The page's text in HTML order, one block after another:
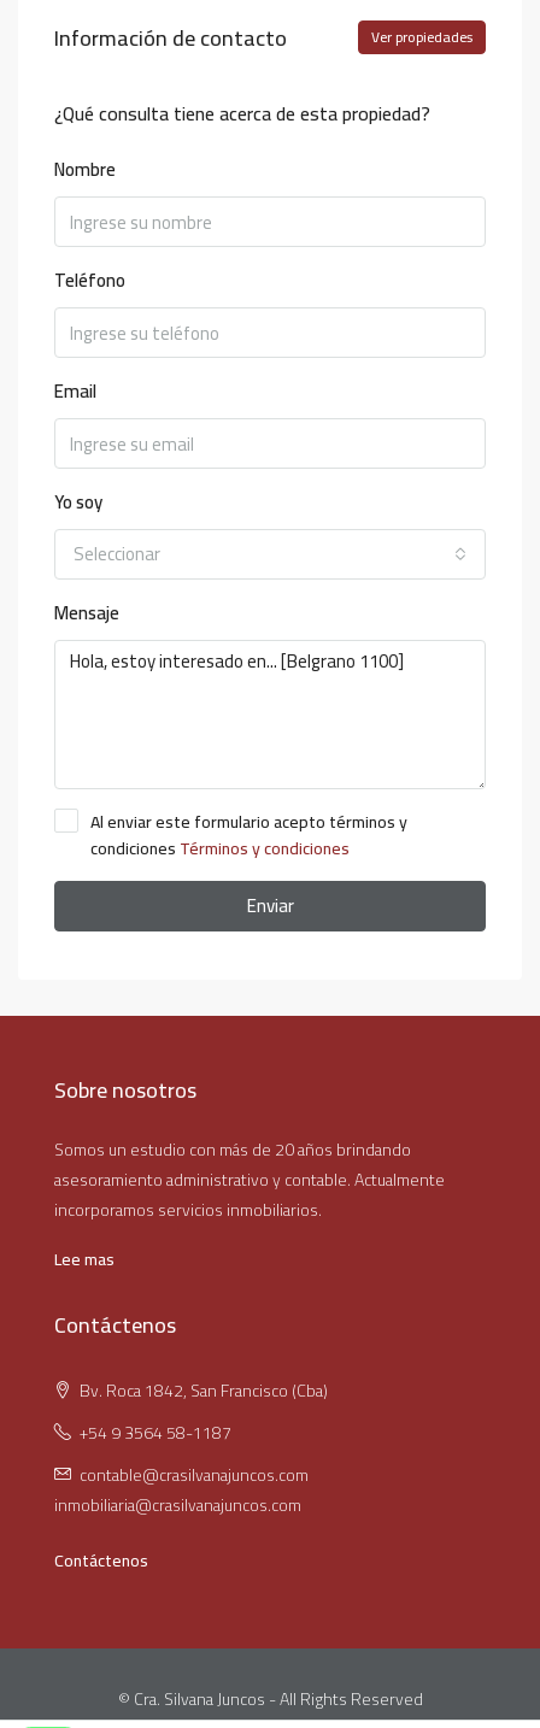
Información de contacto Ver propiedades
¿Qué consulta tiene acerca de esta propiedad?
Nombre
Teléfono
Email
Yo soy
Seleccionar
Mensaje
Al enviar este formulario acepto términos y
condicionesTérminos y condiciones
Enviar
Sobre nosotros
Somos un estudio con más de 20 años brindando
asesoramiento administrativo y contable. Actualmente
incorporamos servicios inmobiliarios.
Lee mas
Contáctenos
Bv. Roca 1842, San Francisco (Cba)
+54 9 3564 58-1187
contable@crasilvanajuncos.com
inmobiliaria@crasilvanajuncos.com
Contáctenos
© Cra. Silvana Juncos - All Rights Reserved